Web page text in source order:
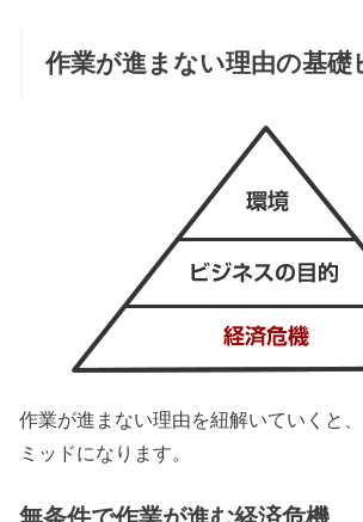
作業が進まない理由の基礎
作業が進まない理由を紐解いていくと
ミッドになります。